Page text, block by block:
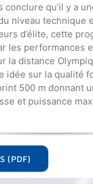
conclure qu’il y a
niveau technique
d’élite, cette
les performances
la distance
idée sur la qualité
500 m donnant
et puissance
(PDF)